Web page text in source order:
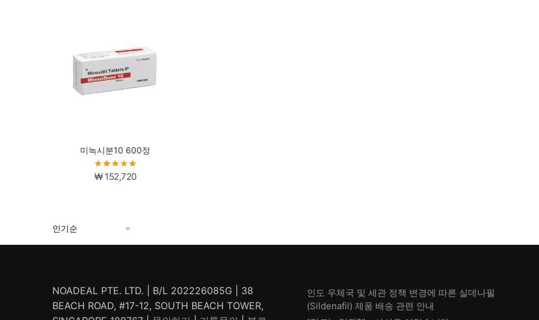
미녹시분10 600정
₩152,720
NOADEAL PTE. LTD. | B/L 202226085G | 38
BEACH ROAD, #17-12, SOUTH BEACH TOWER,
인도 우체국 및 세관 정책 변경에 따른 실데나필
(Sildenafil) 제품 배송 관련 안내